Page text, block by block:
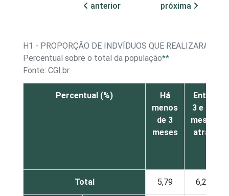
anterior
próxima
H1 - PROPORÇÃO DE INDVÍDUOS QUE REALIZARAM
Percentual sobre o total da população**
Fonte: CGI.br
Percentual (%)
Há
menos
de 3
meses
Entre
3 e 12
meses
atrás
Total 5,79 6,29